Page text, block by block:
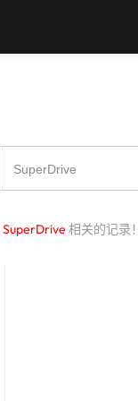
SuperDrive 相关的记录！